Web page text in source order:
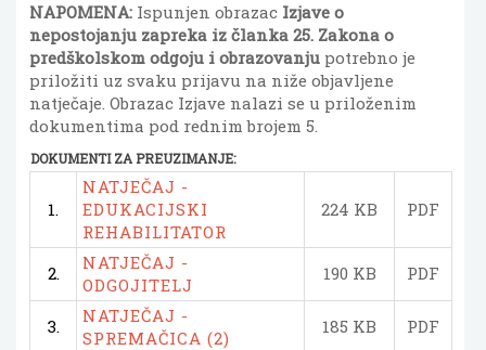
NAPOMENA: Ispunjen obrazac Izjave o
nepostojanju zapreka iz članka 25. Zakona o
predškolskom odgoju i obrazovanju potrebno je
priložiti uz svaku prijavu na niže objavljene
natječaje. Obrazac Izjave nalazi se u priloženim
dokumentima pod rednim brojem 5.
DOKUMENTI ZA PREUZIMANJE:
1.
NATJEČAJ -
EDUKACIJSKI
REHABILITATOR
224 KB PDF
2.
NATJEČAJ -
ODGOJITELJ
190 KB PDF
3.
NATJEČAJ -
SPREMAČICA (2)
185 KB PDF